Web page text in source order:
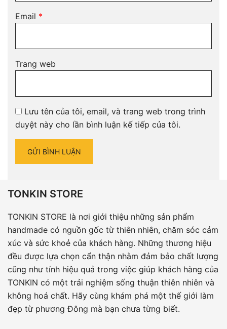
Email *
Trang web
Lưu tên của tôi, email, và trang web trong trình
duyệt này cho lần bình luận kế tiếp của tôi.
TONKIN STORE
TONKIN STORE là nơi giới thiệu những sản phẩm
handmade có nguồn gốc từ thiên nhiên, chăm sóc cảm
xúc và sức khoẻ của khách hàng. Những thương hiệu
đều được lựa chọn cẩn thận nhằm đảm bảo chất lượng
cũng như tính hiệu quả trong việc giúp khách hàng của
TONKIN có một trải nghiệm sống thuận thiên nhiên và
không hoá chất. Hãy cùng khám phá một thế giới làm
đẹp từ phương Đông mà bạn chưa từng biết.